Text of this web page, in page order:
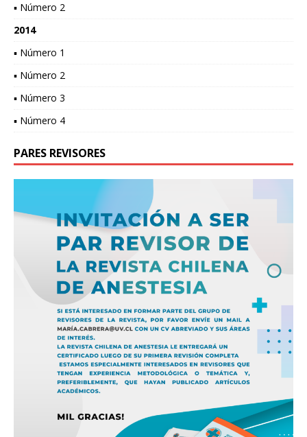
▪ Número 2
2014
▪ Número 1
▪ Número 2
▪ Número 3
▪ Número 4
PARES REVISORES